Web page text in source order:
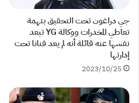
جي دراغون تحت التحقيق بتهمة
تعاطي المخدرات ووكالة YG تبعد
نفسها عنه قائلة أنه لم يعد فنانا تحت
إدارتها
2023/10/25